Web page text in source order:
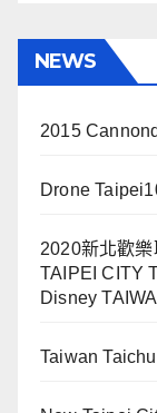
NEWS
2015
Drone
2020新北歡
TAIPEI CITY
Disney
Taiwan